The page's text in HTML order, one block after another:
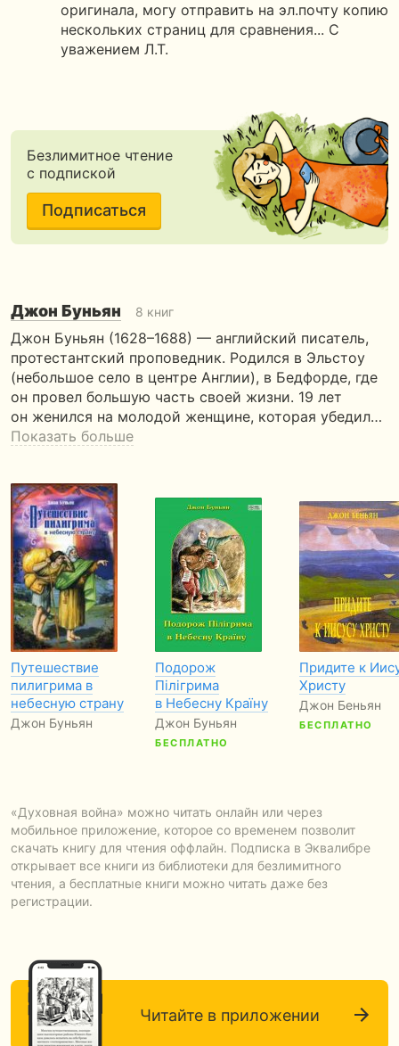
оригинала, могу отправить на эл.почту копию
нескольких страниц для сравнения... С
уважением Л.Т.
Безлимитное чтение
с подпиской
Подписаться
Джон Буньян 8 книг
Джон Буньян (1628–1688) — английский писатель,
протестантский проповедник. Родился в Эльстоу
(небольшое село в центре Англии), в Бедфорде, где
он провел большую часть своей жизни. 19 лет
он женился на молодой женщине, которая убедил…
Показать больше
Путешествие
пилигрима в
небесную страну
Джон Буньян
Подорож
Пілігрима
в Небесну Країну
Джон Буньян
БЕСПЛАТНО
Придите к
Христу
Джон Беньян
БЕСПЛАТНО
«Духовная война» можно читать онлайн или через
мобильное приложение, которое со временем позволит
скачать книгу для чтения оффлайн. Подписка в Эквалибре
открывает все книги из библиотеки для безлимитного
чтения, а бесплатные книги можно читать даже без
регистрации.
Читайте в приложении